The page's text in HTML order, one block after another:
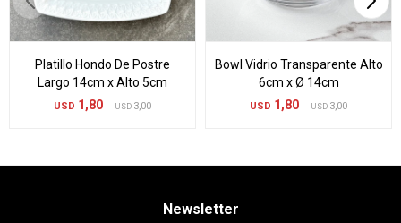
Platillo Hondo De Postre
Largo 14cm x Alto 5cm
USD 1,80 USD 3,00
Bowl Vidrio Transparente Alto
6cm x Ø 14cm
USD 1,80 USD 3,00
Newsletter